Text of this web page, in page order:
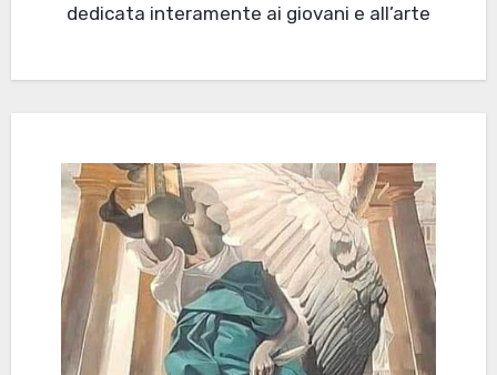
dedicata interamente ai giovani e all’arte